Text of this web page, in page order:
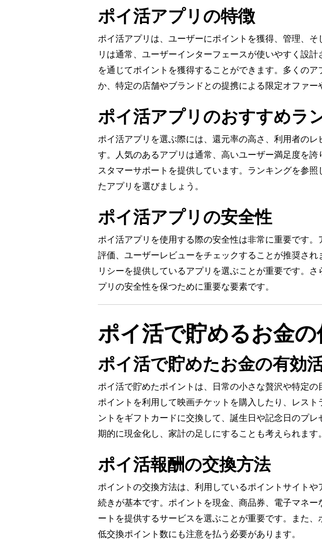
ポイ活アプリの特徴
ポイ活アプリは、ユーザーにポイントを獲得、管理、
リは通常、ユーザーインターフェースが使いやすく設
を通じてポイントを獲得することができます。多くの
か、特定の店舗やブランドとの提携による限定オファー
ポイ活アプリのおすすめラ
ポイ活アプリを選ぶ際には、還元率の高さ、利用者の
す。人気のあるアプリは通常、高いユーザー満足度を
スタマーサポートを提供しています。ランキングを参
たアプリを選びましょう。
ポイ活アプリの安全性
ポイ活アプリを使用する際の安全性は非常に重要です
評価、ユーザーレビューをチェックすることが推奨さ
リシーを提供しているアプリを選ぶことが重要です。
プリの安全性を保つために重要な要素です。
ポイ活で貯めるお金
ポイ活で貯めたお金の有効
ポイ活で貯めたポイントは、日常の小さな贅沢や特定
ポイントを利用して映画チケットを購入したり、レス
ントをギフトカードに交換して、誕生日や記念日のプ
期的に現金化し、家計の足しにすることも考えられます。
ポイ活報酬の交換方法
ポイントの交換方法は、利用しているポイントサイト
続きが基本です。ポイントを現金、商品券、電子マネ
ートを提供するサービスを選ぶことが重要です。また
低交換ポイント数にも注意を払う必要があります。